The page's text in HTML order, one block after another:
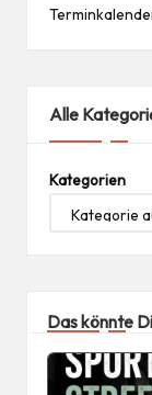
Alle
Kategorien
Das könnte